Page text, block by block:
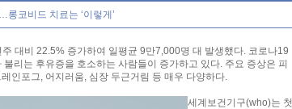
롱코비드 치료는 ‘이렇게’
대비 22.5% 증가하여 일평균 9만7,000명 대 발생했다. 코로나19
리는 후유증을 호소하는 사람들이 증가하고 있다. 주요 증상은 피
인포그, 어지러움, 심장 두근거림 등 매우 다양하다.
세계보건기구(who)는 첫